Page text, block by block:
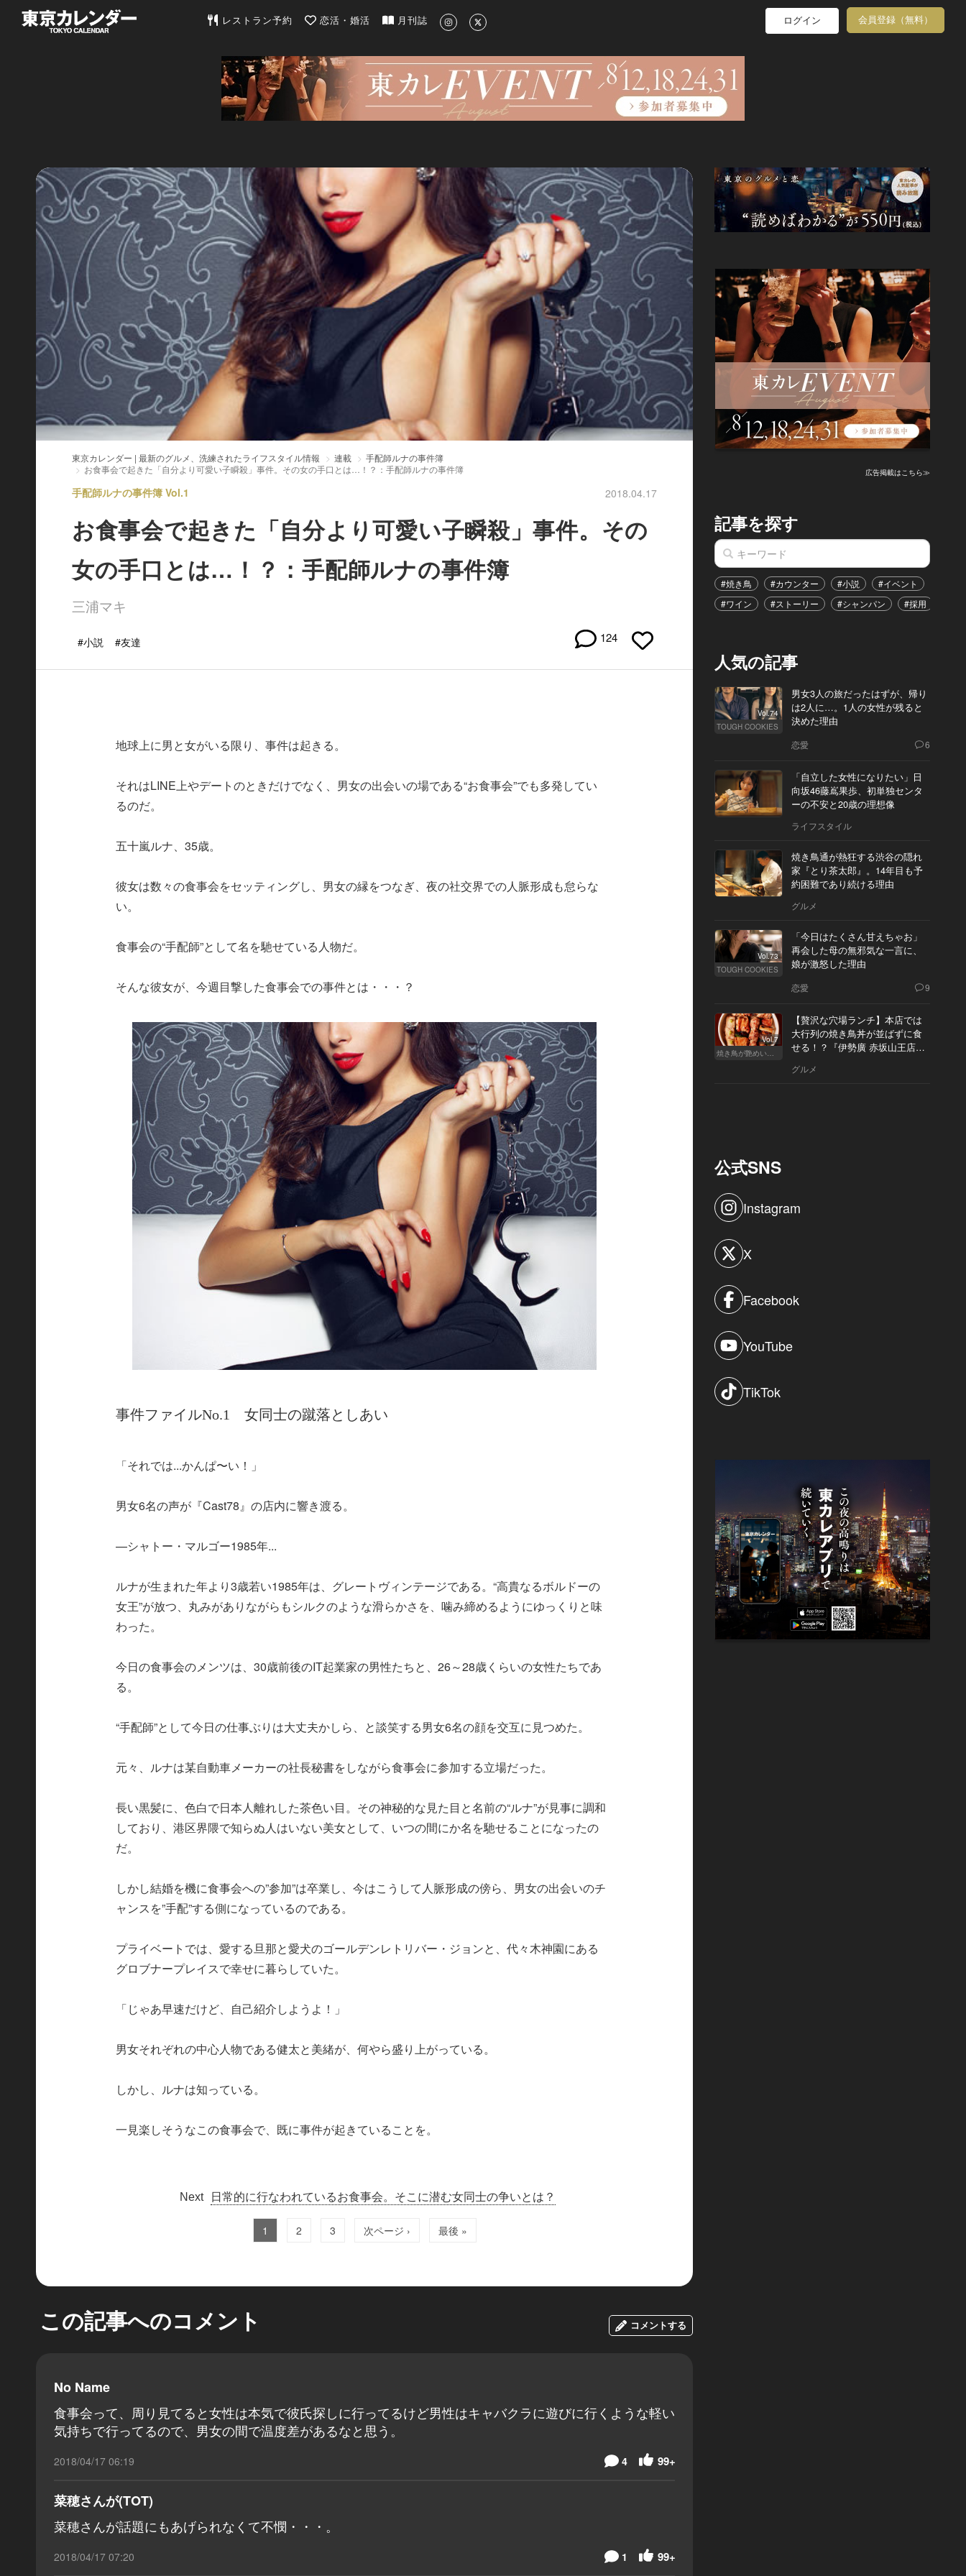
東京カレンダー | 最新のグルメ、洗練されたライフスタイル情報
レストラン予約 恋活・婚活 月刊誌 ログイン 会員登録（無料）
東京カレンダー | 最新のグルメ、洗練されたライフスタイル情報 連載
手配師ルナの事件簿
お食事会で起きた「自分より可愛い子瞬殺」事件。その女の手口とは…！？：手配師ルナの事件簿
手配師ルナの事件簿 Vol.1 2018.04.17
お食事会で起きた「自分より可愛い子瞬殺」事件。その
女の手口とは…！？：手配師ルナの事件簿
三浦マキ
#小説 #友達 124
地球上に男と女がいる限り、事件は起きる。
それはLINE上やデートのときだけでなく、男女の出会いの場である“お食事会”でも多発してい
るのだ。
五十嵐ルナ、35歳。
彼女は数々の食事会をセッティングし、男女の縁をつなぎ、夜の社交界での人脈形成も怠らな
い。
食事会の“手配師”として名を馳せている人物だ。
そんな彼女が、今週目撃した食事会での事件とは・・・？
事件ファイルNo.1 女同士の蹴落としあい
「それでは...かんぱ〜い！」
男女6名の声が『Cast78』の店内に響き渡る。
—シャトー・マルゴー1985年...
ルナが生まれた年より3歳若い1985年は、グレートヴィンテージである。“高貴なるボルドーの
女王”が放つ、丸みがありながらもシルクのような滑らかさを、噛み締めるようにゆっくりと味
わった。
今日の食事会のメンツは、30歳前後のIT起業家の男性たちと、26～28歳くらいの女性たちであ
る。
“手配師”として今日の仕事ぶりは大丈夫かしら、と談笑する男女6名の顔を交互に見つめた。
元々、ルナは某自動車メーカーの社長秘書をしながら食事会に参加する立場だった。
長い黒髪に、色白で日本人離れした茶色い目。その神秘的な見た目と名前の“ルナ”が見事に調和
しており、港区界隈で知らぬ人はいない美女として、いつの間にか名を馳せることになったの
だ。
しかし結婚を機に食事会への”参加”は卒業し、今はこうして人脈形成の傍ら、男女の出会いのチ
ャンスを”手配”する側になっているのである。
プライベートでは、愛する旦那と愛犬のゴールデンレトリバー・ジョンと、代々木神園にある
グロブナープレイスで幸せに暮らしていた。
「じゃあ早速だけど、自己紹介しようよ！」
男女それぞれの中心人物である健太と美緒が、何やら盛り上がっている。
しかし、ルナは知っている。
一見楽しそうなこの食事会で、既に事件が起きていることを。
日常的に行なわれているお食事会。そこに潜む女同士の争いとは？
1 2 3 次ページ › 最後 »
この記事へのコメント コメントする
No Name
食事会って、周り見てると女性は本気で彼氏探しに行ってるけど男性はキャバクラに遊びに行くような軽い
気持ちで行ってるので、男女の間で温度差があるなと思う。
2018/04/17 06:19 99+
4
菜穂さんが(TOT)
菜穂さんが話題にもあげられなくて不憫・・・。
2018/04/17 07:20 99+
1
広告掲載はこちら≫
記事を探す
#焼き鳥 #カウンター #小説 #イベント
#ワイン
#ストーリー #シャンパン #採用
人気の記事
Vol.74
TOUGH COOKIES
男女3人の旅だったはずが、帰り
は2人に…。1人の女性が残ると
決めた理由
恋愛 6
「自立した女性になりたい」日
向坂46藤嶌果歩、初単独センタ
ーの不安と20歳の理想像
ライフスタイル
焼き鳥通が熱狂する渋谷の隠れ
家『とり茶太郎』。14年目も予
約困難であり続ける理由
グルメ
Vol.73
TOUGH COOKIES
「今日はたくさん甘えちゃお」
再会した母の無邪気な一言に、
娘が激怒した理由
恋愛 9
Vol.7
焼き鳥が艶めいてきた
【贅沢な穴場ランチ】本店では
大行列の焼き鳥丼が並ばずに食
せる！？『伊勢廣 赤坂山王店』
グルメ
公式SNS
Instagram
X
Facebook
YouTube
TikTok